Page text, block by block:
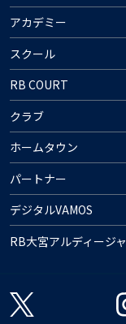
アカデミー
スクール
RB COURT
クラブ
ホームタウン
パートナー
デジタルVAMOS
RB大宮アルディージャ